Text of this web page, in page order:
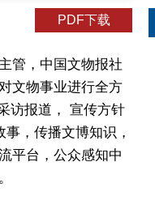
PDF下载
，中国文物报社
文物事业进行全方
访报道， 宣传方针
，传播文博知识，
平台，公众感知中